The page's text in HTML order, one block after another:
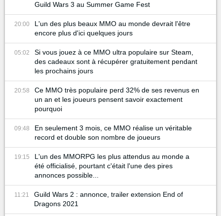
Guild Wars 3 au Summer Game Fest
20:00
L'un des plus beaux MMO au monde devrait l'être
encore plus d'ici quelques jours
05:02
Si vous jouez à ce MMO ultra populaire sur Steam,
des cadeaux sont à récupérer gratuitement pendant
les prochains jours
20:58
Ce MMO très populaire perd 32% de ses revenus en
un an et les joueurs pensent savoir exactement
pourquoi
09:48
En seulement 3 mois, ce MMO réalise un véritable
record et double son nombre de joueurs
19:15
L'un des MMORPG les plus attendus au monde a
été officialisé, pourtant c'était l'une des pires
annonces possible...
11:21
Guild Wars 2 : annonce, trailer extension End of
Dragons 2021